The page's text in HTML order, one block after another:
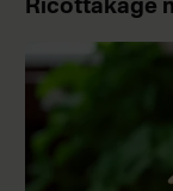
Ricottakage